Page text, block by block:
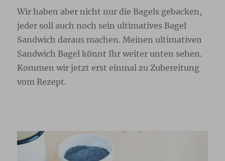
Wir haben aber nicht nur die Bagels gebacken,
jeder soll auch noch sein ultimatives Bagel
Sandwich daraus machen. Meinen ultimativen
Sandwich Bagel könnt Ihr weiter unten sehen.
Kommen wir jetzt erst einmal zu Zubereitung
vom Rezept.